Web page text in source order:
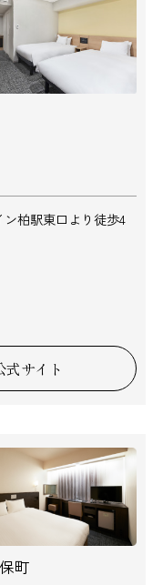
柏駅東口より徒歩4
式サイト
町